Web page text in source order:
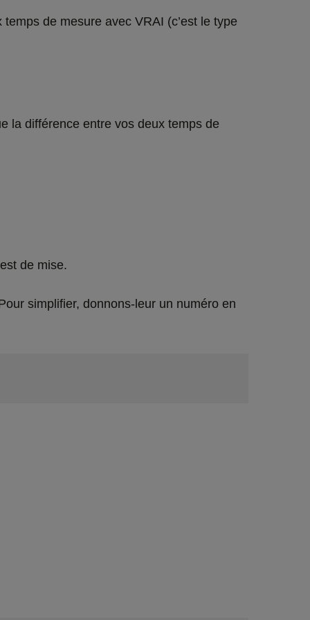
de mesure avec VRAI (c’est le type
la différence entre vos deux temps de
de mise.
simplifier, donnons-leur un numéro en